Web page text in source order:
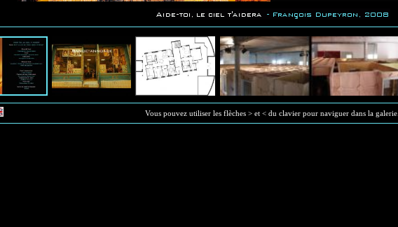
Vous pouvez utiliser les flèches > et < du clavier pour naviguer dans la galerie.